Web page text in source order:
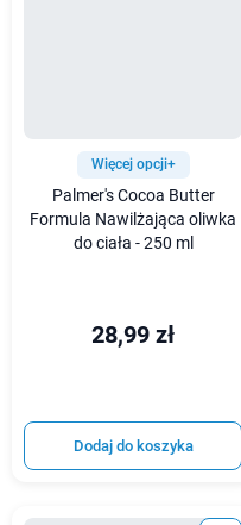
Więcej opcji+
Palmer's Cocoa Butter
Formula Nawilżająca oliwka
do ciała - 250 ml
28,99 zł
Dodaj do koszyka